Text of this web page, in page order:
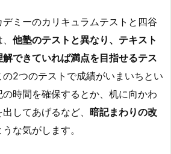
ミーのカリキュラムテストと四谷
他塾のテストと異なり、テキスト
できていれば満点を目指せるテス
2つのテストで成績がいまいちとい
時間を確保するとか、机に向かわ
してあげるなど、 暗記まわりの改
うな気がします。